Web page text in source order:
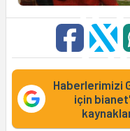
Haberlerimizi
için